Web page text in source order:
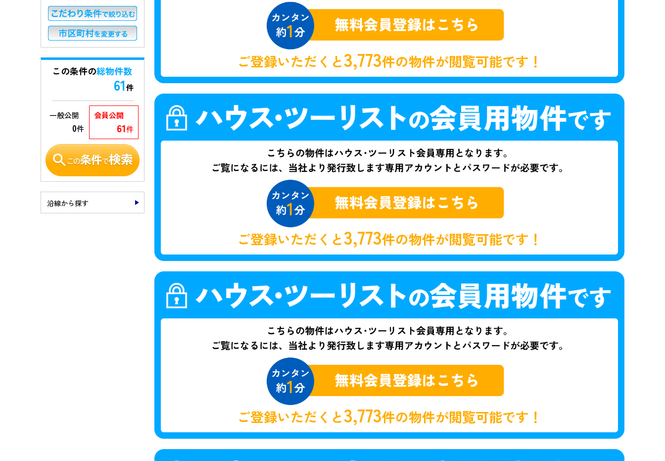
ご登録いただくと3,773件の物件が閲覧可能です！
ご登録いただくと3,773件の物件が閲覧可能です！
ご登録いただくと3,773件の物件が閲覧可能です！
この条件の総物件数
61件
会員公開
61件
一般公開
0件
沿線から探す